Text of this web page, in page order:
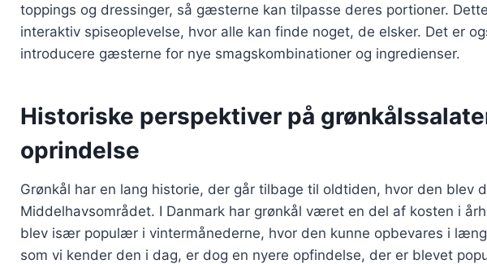
toppings og dressinger, så gæsterne kan tilpasse deres portioner.
interaktiv spiseoplevelse, hvor alle kan finde noget, de elsker. Det er
introducere gæsterne for nye smagskombinationer og ingredienser.
Historiske perspektiver på
oprindelse
Grønkål har en lang historie, der går tilbage til oldtiden, hvor den blev
Middelhavsområdet. I Danmark har grønkål været en del af kosten i
blev især populær i vintermånederne, hvor den kunne opbevares i
som vi kender den i dag, er dog en nyere opfindelse, der er blevet